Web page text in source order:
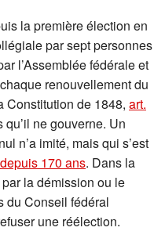
la première élection en
par sept personnes
l’Assemblée fédérale et
renouvellement du
Constitution de 1848, art.
ne gouverne. Un
n’a imité, mais qui s’est
depuis 170 ans. Dans la
la démission ou le
du Conseil fédéral
une réélection.